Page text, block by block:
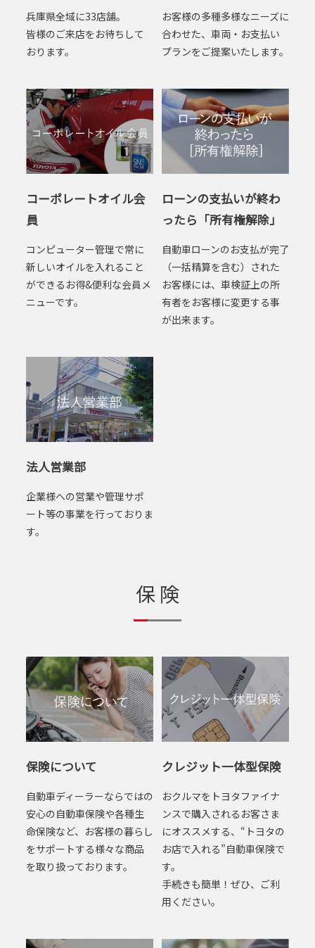
兵庫県全域に33店舗。
皆様のご来店をお待ちして
おります。
お客様の多種多様なニーズに
合わせた、車両・お支払い
プランをご提案いたします。
コーポレートオイル会
員
コンピューター管理で常に
新しいオイルを入れること
ができるお得&便利な会員メ
ニューです。
ローンの支払いが終わ
ったら「所有権解除」
自動車ローンのお支払が完了
（一括精算を含む）された
お客様には、車検証上の所
有者をお客様に変更する事
が出来ます。
法人営業部
企業様への営業や管理サポ
ート等の事業を行っておりま
す。
保険
保険について
自動車ディーラーならではの
安心の自動車保険や各種生
命保険など、お客様の暮らし
をサポートする様々な商品
を取り扱っております。
クレジット一体型保険
おクルマをトヨタファイナ
ンスで購入されるお客さま
にオススメする、“トヨタの
お店で入れる”自動車保険で
す。
手続きも簡単！ぜひ、ご利
用ください。